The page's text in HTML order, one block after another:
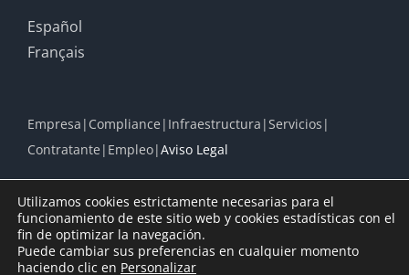
Español
Français
Empresa Compliance Infraestructura Servicios
Contratante Empleo Aviso Legal
© Copyright 2024 |Línea Figueras Perpignan S.A.
| All Rights
Reserved |Aviso Legal Avis Légal
Utilizamos cookies estrictamente necesarias para el
funcionamiento de este sitio web y cookies estadísticas con el
fin de optimizar la navegación.
Puede cambiar sus preferencias en cualquier momento
haciendo clic en Personalizar